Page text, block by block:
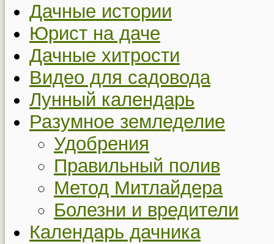
Дачные истории
Юрист на даче
Дачные хитрости
Видео для садовода
Лунный календарь
Разумное земледелие
Удобрения
Правильный полив
Метод Митлайдера
Болезни и вредители
Календарь дачника